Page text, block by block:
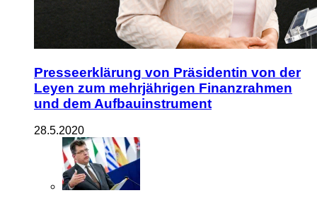
Presseerklärung von Präsidentin von der
Leyen zum mehrjährigen Finanzrahmen
und dem Aufbauinstrument
28.5.2020